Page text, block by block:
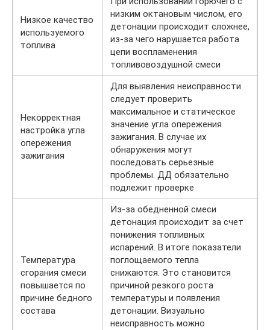
Низкое качество
используемого
топлива
низким октановым числом, его
детонации происходит сложнее,
из-за чего нарушается работа
цепи воспламенения
топливовоздушной смеси
Некорректная
настройка угла
опережения
зажигания
Для выявления неисправности
следует проверить
максимальное и статическое
значение угла опережения
зажигания. В случае их
обнаружения могут
последовать серьезные
проблемы. ДД обязательно
подлежит проверке
Температура
сгорания смеси
повышается по
причине бедного
состава
Из-за обедненной смеси
детонация происходит за счет
понижения топливных
испарений. В итоге показатели
поглощаемого тепла
снижаются. Это становится
причиной резкого роста
температуры и появления
детонации. Визуально
неисправность можно